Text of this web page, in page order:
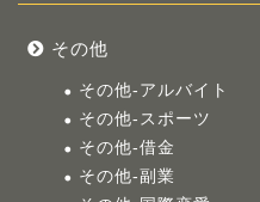
その他
その他-アルバイト
その他-スポーツ
その他-借金
その他-副業